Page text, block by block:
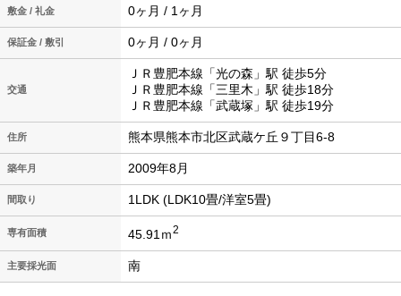
敷金 / 礼金 0ヶ月 / 1ヶ月
保証金 / 敷引 0ヶ月 / 0ヶ月
交通
ＪＲ豊肥本線「光の森」駅 徒歩5分
ＪＲ豊肥本線「三里木」駅 徒歩18分
ＪＲ豊肥本線「武蔵塚」駅 徒歩19分
住所 熊本県熊本市北区武蔵ケ丘９丁目6-8
築年月 2009年8月
間取り 1LDK (LDK10畳/洋室5畳)
専有面積 45.91ｍ2
主要採光面 南